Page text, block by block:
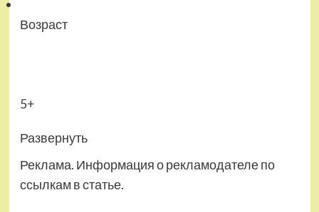
Возраст
5+
Развернуть
Реклама. Информация о рекламодателе по
ссылкам в статье.